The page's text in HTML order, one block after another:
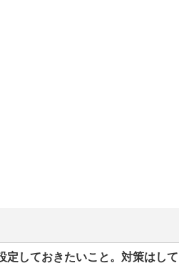
定しておきたいこと。対策はし